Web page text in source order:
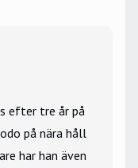
efter tre år på
på nära håll
har han även